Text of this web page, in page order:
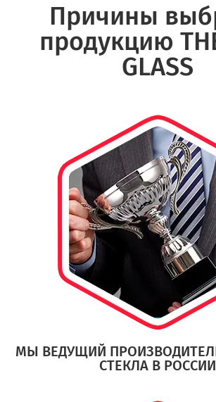
Причины
продукцию
GLASS
МЫ ВЕДУЩИЙ
СТЕКЛА В РОССИИ